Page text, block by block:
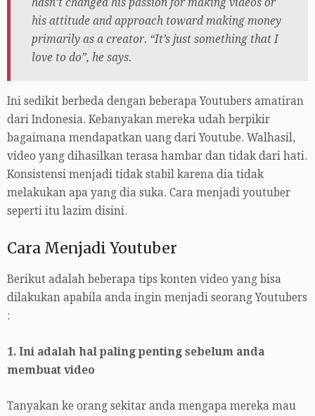
hasn’t changed his passion for making videos or
his attitude and approach toward making money
primarily as a creator. “It’s just something that I
love to do”, he says.
Ini sedikit berbeda dengan beberapa Youtubers amatiran
dari Indonesia. Kebanyakan mereka udah berpikir
bagaimana mendapatkan uang dari Youtube. Walhasil,
video yang dihasilkan terasa hambar dan tidak dari hati.
Konsistensi menjadi tidak stabil karena dia tidak
melakukan apa yang dia suka. Cara menjadi youtuber
seperti itu lazim disini.
Cara Menjadi Youtuber
Berikut adalah beberapa tips konten video yang bisa
dilakukan apabila anda ingin menjadi seorang Youtubers
:
1. Ini adalah hal paling penting sebelum anda
membuat video
Tanyakan ke orang sekitar anda mengapa mereka mau